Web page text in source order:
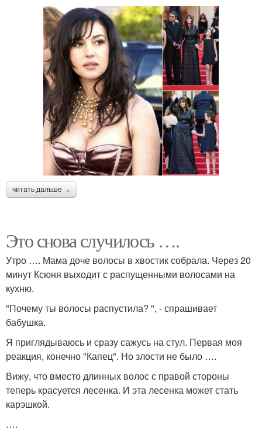
читать дальше →
Это снова случилось ….
Утро …. Мама доче волосы в хвостик собрала. Через 20
минут Ксюня выходит с распущенными волосами на
кухню.
"Почему ты волосы распустила? ", - спрашивает
бабушка.
Я приглядываюсь и сразу сажусь на стул. Первая моя
реакция, конечно "Капец". Но злости не было ….
Вижу, что вместо длинных волос с правой стороны
теперь красуется лесенка. И эта лесенка может стать
карэшкой.
….